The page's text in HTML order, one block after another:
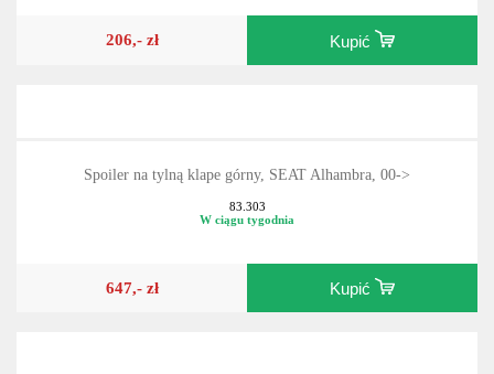
206,- zł Kupić
Spoiler na tylną klape górny, SEAT Alhambra, 00->
83.303
W ciągu tygodnia
647,- zł Kupić